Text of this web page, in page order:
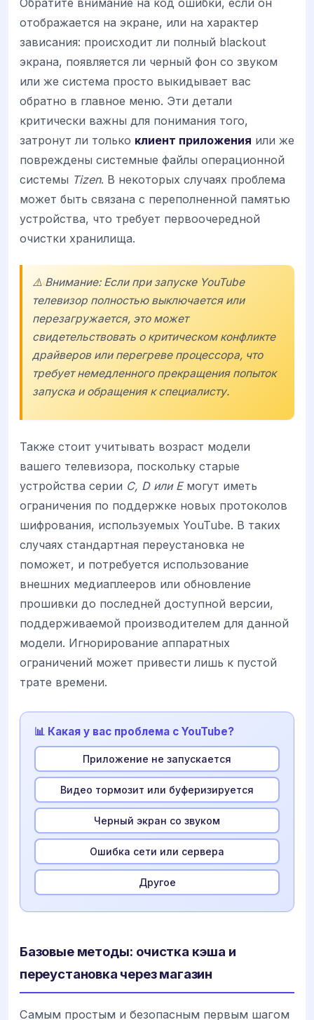
отображается на экране, или на характер
зависания: происходит ли полный blackout
экрана, появляется ли черный фон со звуком
или же система просто выкидывает вас
обратно в главное меню. Эти детали
критически важны для понимания того,
затронут ли только клиент приложения или же
повреждены системные файлы операционной
системы Tizen. В некоторых случаях проблема
может быть связана с переполненной памятью
устройства, что требует первоочередной
очистки хранилища.
⚠️ Внимание: Если при запуске YouTube
телевизор полностью выключается или
перезагружается, это может
свидетельствовать о критическом конфликте
драйверов или перегреве процессора, что
требует немедленного прекращения попыток
запуска и обращения к специалисту.
Также стоит учитывать возраст модели
вашего телевизора, поскольку старые
устройства серии C, D или Eмогут иметь
ограничения по поддержке новых протоколов
шифрования, используемых YouTube. В таких
случаях стандартная переустановка не
поможет, и потребуется использование
внешних медиаплееров или обновление
прошивки до последней доступной версии,
поддерживаемой производителем для данной
модели. Игнорирование аппаратных
ограничений может привести лишь к пустой
трате времени.
📊 Какая у вас проблема с YouTube?
Приложение не запускается
Видео тормозит или буферизируется
Черный экран со звуком
Ошибка сети или сервера
Другое
Базовые методы: очистка кэша и
переустановка через магазин
Самым простым и безопасным первым шагом